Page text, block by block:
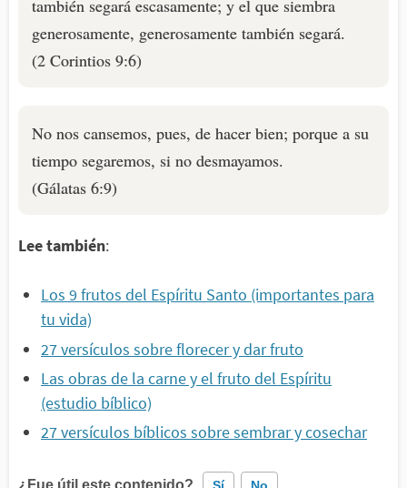
también segará escasamente; y el que siembra
generosamente, generosamente también segará.
(2 Corintios 9:6)
No nos cansemos, pues, de hacer bien; porque a su
tiempo segaremos, si no desmayamos.
(Gálatas 6:9)
Lee también:
Los 9 frutos del Espíritu Santo (importantes para
tu vida)
27 versículos sobre florecer y dar fruto
Las obras de la carne y el fruto del Espíritu
(estudio bíblico)
27 versículos bíblicos sobre sembrar y cosechar